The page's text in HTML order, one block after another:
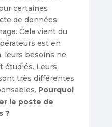
certaines
de données
Cela vient du
est en
leurs besoins ne
étudiés. Leurs
très différentes
Pourquoi
le poste de
?